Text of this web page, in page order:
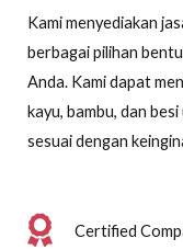
Kami menyediakan
berbagai pilihan
Anda. Kami dapat
kayu, bambu, dan
sesuai dengan
Certified